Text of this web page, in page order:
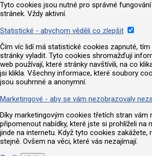
Tyto cookies jsou nutné pro správné
stránek. Vždy aktivní.
Statistické - abychom věděli co zlepšit
Čím víc lidí má statistické cookies zapnuté, tím
stránky vyladit. Tyto cookies shromažďují
web používají, které stránky navštívili, na co
jsi klikla. Všechny informace, které soubory
jsou souhrnné a anonymní.
Marketingové - aby se vám nezobrazovaly
Díky marketingovým cookies třetích stran vám
připomenout nabídky, které jste si prohlíželi na
jinde na internetu. Když tyto cookies zakážete,
stejně. Ovšem na věci, které vás nezajímají.